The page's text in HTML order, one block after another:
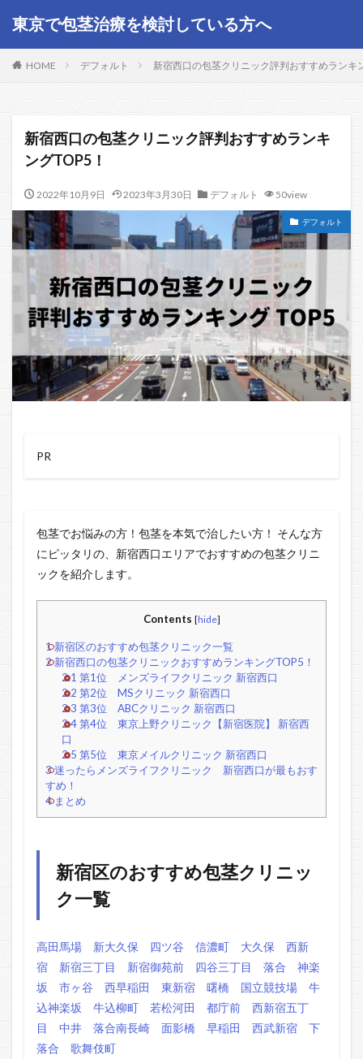
東京で包茎治療を検討している方へ
HOME デフォルト 新宿西口の包茎クリニック評判おすすめランキ
新宿西口の包茎クリニック評判おすすめランキ
ングTOP5！
2022年10月9日 2023年3月30日 デフォルト 50view
デフォルト
PR
包茎でお悩みの方！包茎を本気で治したい方！ そんな方
にピッタリの、新宿西口エリアでおすすめの包茎クリニ
ックを紹介します。
Contents [hide]
1新宿区のおすすめ包茎クリニック一覧
2新宿西口の包茎クリニックおすすめランキングTOP5！
2.1 第1位 メンズライフクリニック 新宿西口
2.2 第2位 MSクリニック 新宿西口
2.3 第3位 ABCクリニック 新宿西口
2.4第4位 東京上野クリニック【新宿医院】 新宿西
口
2.5 第5位 東京メイルクリニック 新宿西口
3迷ったらメンズライフクリニック 新宿西口が最もおす
すめ！
4まとめ
新宿区のおすすめ包茎クリニッ
ク一覧
高田馬場 新大久保 四ツ谷 信濃町 大久保
西新
宿
新宿三丁目 新宿御苑前 四谷三丁目 落合
神楽
坂
市ヶ谷 西早稲田 東新宿 曙橋 国立競技場
牛
込神楽坂
牛込柳町 若松河田 都庁前
西新宿五丁
目
中井 落合南長崎 面影橋 早稲田 西武新宿
下
落合
歌舞伎町